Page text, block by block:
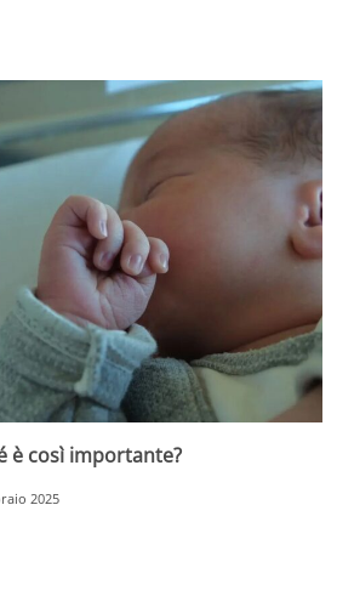
è così importante?
2025